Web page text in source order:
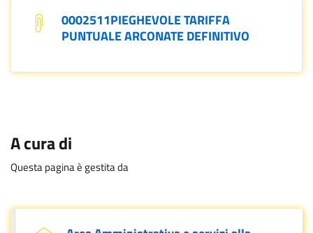
0002511PIEGHEVOLE TARIFFA
PUNTUALE ARCONATE DEFINITIVO
A cura di
Questa pagina è gestita da